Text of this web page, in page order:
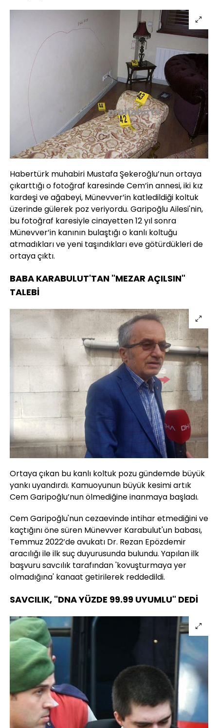
Habertürk muhabiri Mustafa Şekeroğlu’nun ortaya
çıkarttığı o fotoğraf karesinde Cem’in annesi, iki kız
kardeşi ve ağabeyi, Münevver’in katledildiği koltuk
üzerinde gülerek poz veriyordu. Garipoğlu Ailesi'nin,
bu fotoğraf karesiyle cinayetten 12 yıl sonra
Münevver’in kanının bulaştığı o kanlı koltuğu
atmadıkları ve yeni taşındıkları eve götürdükleri de
ortaya çıktı.
BABA KARABULUT'TAN "MEZAR AÇILSIN"
TALEBİ
Ortaya çıkan bu kanlı koltuk pozu gündemde büyük
yankı uyandırdı. Kamuoyunun büyük kesimi artık
Cem Garipoğlu’nun ölmediğine inanmaya başladı.
Cem Garipoğlu'nun cezaevinde intihar etmediğini ve
kaçtığını öne süren Münevver Karabulut'un babası,
Temmuz 2022’de avukatı Dr. Rezan Epözdemir
aracılığı ile ilk suç duyurusunda bulundu. Yapılan ilk
başvuru savcılık tarafından 'kovuşturmaya yer
olmadığına' kanaat getirilerek reddedildi.
SAVCILIK, "DNA YÜZDE 99.99 UYUMLU" DEDİ